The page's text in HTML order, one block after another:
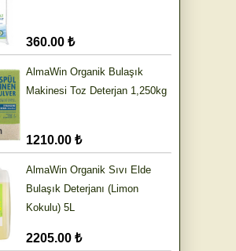
360.00 ₺
AlmaWin Organik Bulaşık
Makinesi Toz Deterjan 1,250kg
1210.00 ₺
AlmaWin Organik Sıvı Elde
Bulaşık Deterjanı (Limon
Kokulu) 5L
2205.00 ₺